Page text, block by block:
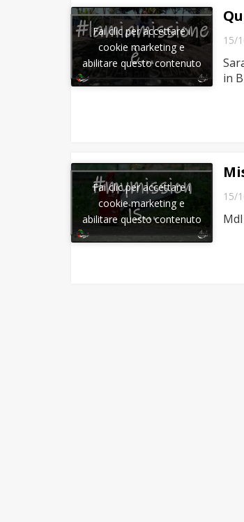
Fai clic per accettare i
cookie marketing e
abilitare questo contenuto
15/
in
Fai clic per accettare i
cookie marketing e
abilitare questo contenuto
15/